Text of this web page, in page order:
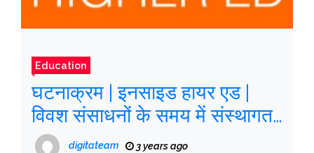
Education
घटनाक्रम | इनसाइड हायर एड |
विवश संसाधनों के समय में संस्थागत
समृद्धि के रास्ते
digitateam 3 years ago